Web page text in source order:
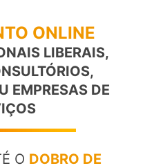
ONLINE
LIBERAIS,
EMPRESAS DE
O DOBRO DE